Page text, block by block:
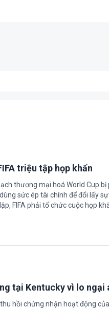
triệu tập họp khẩn
thương mại hoá World Cup bị
sức ép tài chính để đổi lấy
FIFA phải tổ chức cuộc họp
tại Kentucky vì lo ngại
hồi chứng nhận hoạt động